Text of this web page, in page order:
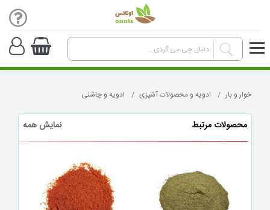
خوار و بار ادویه و محصولات آشپزی ادویه و چاشنی
محصولات مرتبط نمایش همه